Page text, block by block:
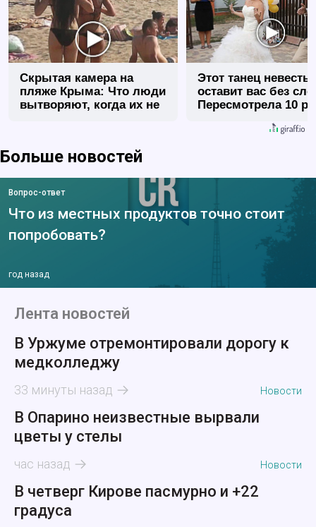
Скрытая камера на
пляже Крыма: Что люди
вытворяют, когда их не
Этот танец невесты
оставит вас без
Пересмотрела 10
Больше новостей
Вопрос-ответ
Что из местных продуктов точно стоит
попробовать?
год назад
Лента новостей
В Уржуме отремонтировали дорогу к
медколледжу
33 минуты назад Новости
В Опарино неизвестные вырвали
цветы у стелы
час назад Новости
В четверг Кирове пасмурно и +22
градуса